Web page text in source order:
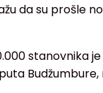
da su prošle
stanovnika